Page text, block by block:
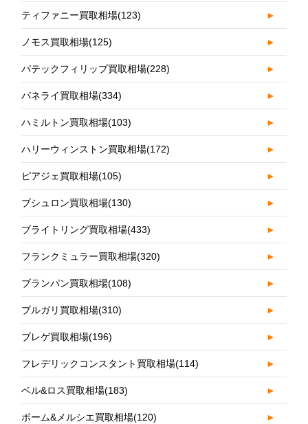
ティファニー買取相場(123) ►
ノモス買取相場(125) ►
パテックフィリップ買取相場(228) ►
パネライ買取相場(334) ►
ハミルトン買取相場(103) ►
ハリーウィンストン買取相場(172) ►
ピアジェ買取相場(105) ►
ブシュロン買取相場(130) ►
ブライトリング買取相場(433) ►
フランクミュラー買取相場(320) ►
ブランパン買取相場(108) ►
ブルガリ買取相場(310) ►
ブレゲ買取相場(196) ►
フレデリックコンスタント買取相場(114) ►
ベル&ロス買取相場(183) ►
ボーム&メルシエ買取相場(120) ►